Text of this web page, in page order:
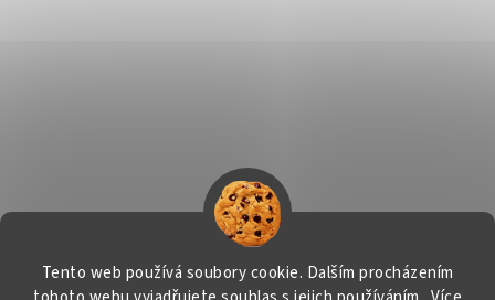
Tento web používá soubory cookie. Dalším procházením